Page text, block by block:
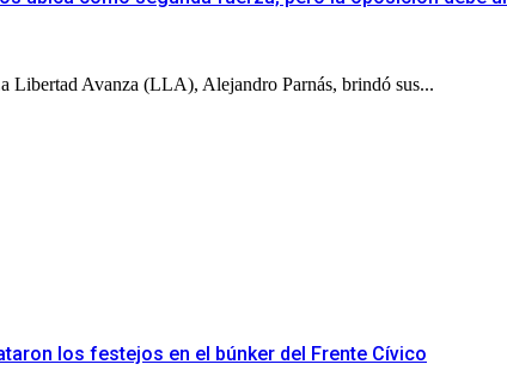
Libertad Avanza (LLA), Alejandro Parnás, brindó sus...
los festejos en el búnker del Frente Cívico